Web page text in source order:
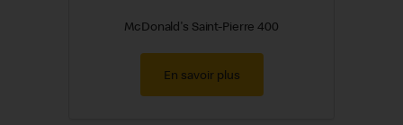
McDonald's Saint-Pierre 400
En savoir plus